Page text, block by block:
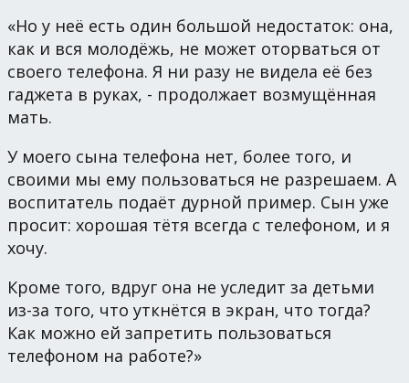
«Но у неё есть один большой недостаток: она,
как и вся молодёжь, не может оторваться от
своего телефона. Я ни разу не видела её без
гаджета в руках, - продолжает возмущённая
мать.
У моего сына телефона нет, более того, и
своими мы ему пользоваться не разрешаем. А
воспитатель подаёт дурной пример. Сын уже
просит: хорошая тётя всегда с телефоном, и я
хочу.
Кроме того, вдруг она не уследит за детьми
из-за того, что уткнётся в экран, что тогда?
Как можно ей запретить пользоваться
телефоном на работе?»